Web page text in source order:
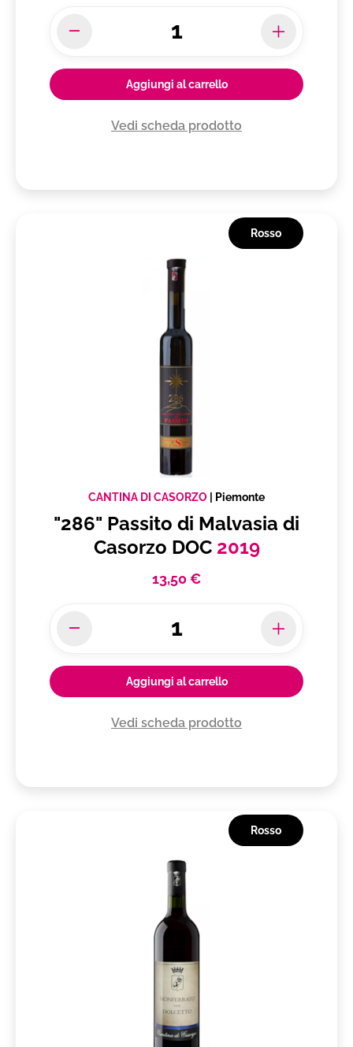
Aggiungi al carrello
Vedi scheda prodotto
Rosso
CANTINA DI CASORZO | Piemonte
"286" Passito di Malvasia di
Casorzo DOC 2019
13,50 €
Aggiungi al carrello
Vedi scheda prodotto
Rosso